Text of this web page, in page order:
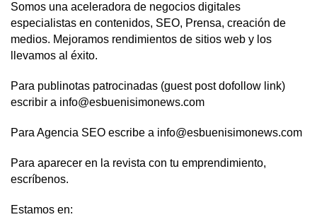
Somos una aceleradora de negocios digitales
especialistas en contenidos, SEO, Prensa, creación de
medios. Mejoramos rendimientos de sitios web y los
llevamos al éxito.
Para publinotas patrocinadas (guest post dofollow link)
escribir a info@esbuenisimonews.com
Para Agencia SEO escribe a info@esbuenisimonews.com
Para aparecer en la revista con tu emprendimiento,
escríbenos.
Estamos en: